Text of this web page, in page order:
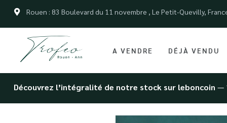
Rouen : 83 Boulevard du 11 novembre , Le Petit-Quevilly,
A VENDRE DÉJÀ VENDU
Découvrez l’intégralité de notre stock sur leboncoin —